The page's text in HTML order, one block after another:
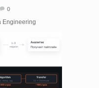
0
Engineering